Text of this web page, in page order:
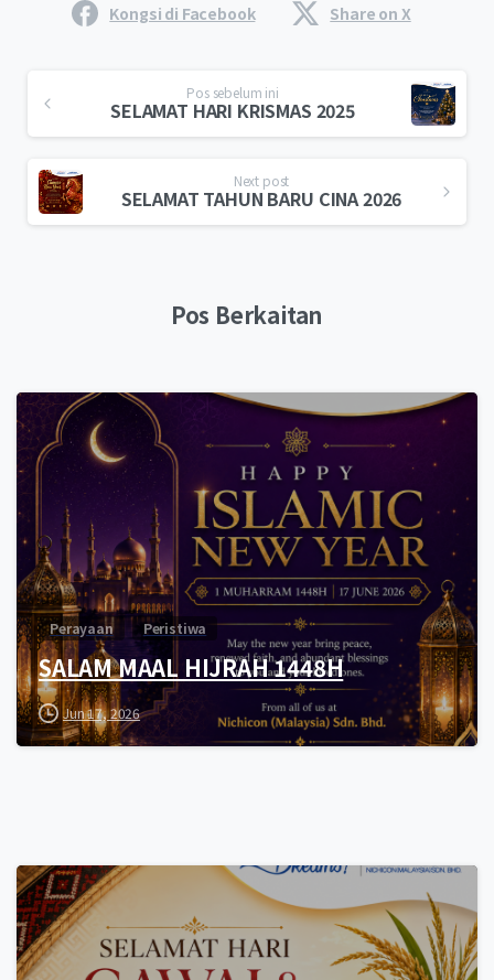
Kongsi di Facebook Share on X
Pos sebelum ini
SELAMAT HARI KRISMAS 2025
Next post
SELAMAT TAHUN BARU CINA 2026
Pos Berkaitan
Perayaan Peristiwa
SALAM MAAL HIJRAH 1448H
Jun 17, 2026
0